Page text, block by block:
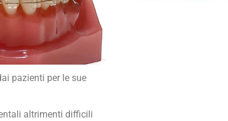
pazienti per le sue
altrimenti difficili